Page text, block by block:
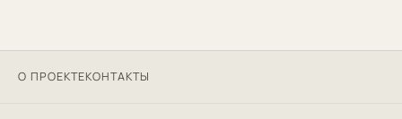
О ПРОЕКТЕКОНТАКТЫ